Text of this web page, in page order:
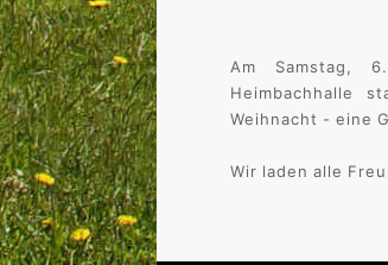
Am Samstag,
Heimbachhalle
Weihnacht - eine
Wir laden alle